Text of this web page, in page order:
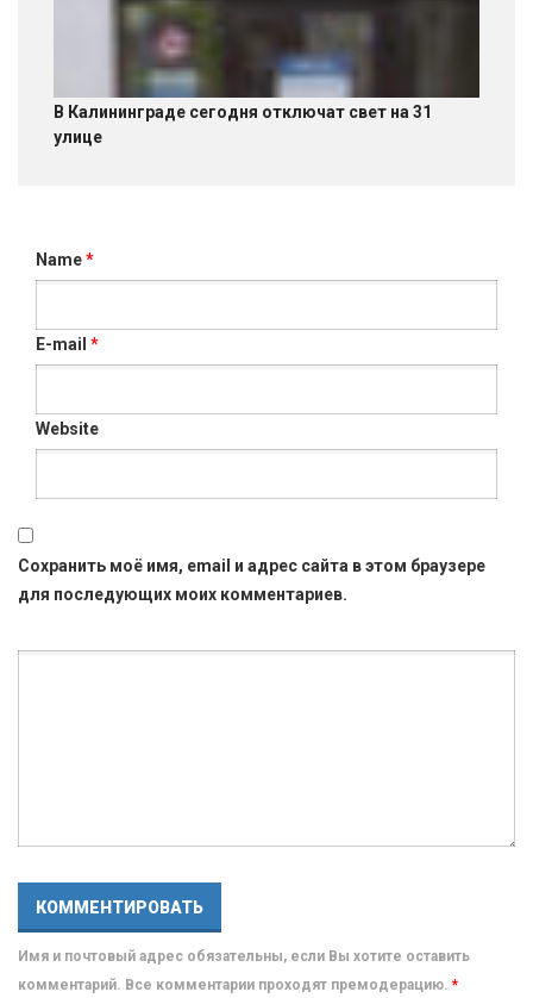
В Калининграде сегодня отключат свет на 31
улице
Name*
E-mail *
Website
Сохранить моё имя, email и адрес сайта в этом браузере
для последующих моих комментариев.
Имя и почтовый адрес обязательны, если Вы хотите оставить
комментарий. Все комментарии проходят премодерацию. *